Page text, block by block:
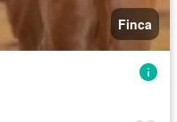
Finca